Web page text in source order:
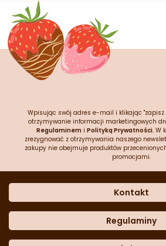
Wpisując swój adres e-mail i klikając "zapisz
otrzymywanie informacji marketingowych
Regulaminem i Polityką Prywatności. W
zrezygnować z otrzymywania naszego
zakupy nie obejmuje produktów
promocjami.
Kontakt
Dane kontaktowe
Często zadawane
Regulaminy